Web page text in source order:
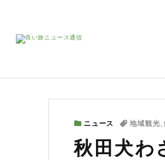
ニュース 地域観光,
秋田犬わ